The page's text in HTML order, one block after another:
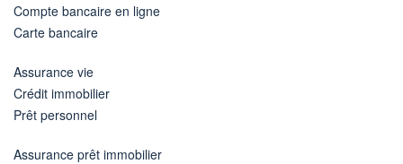
Compte bancaire en ligne
Carte bancaire
Assurance vie
Crédit immobilier
Prêt personnel
Assurance prêt immobilier